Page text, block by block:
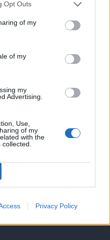
Opt Outs
of my
of my
my
Advertising.
Use,
of my
with the
Privacy Policy